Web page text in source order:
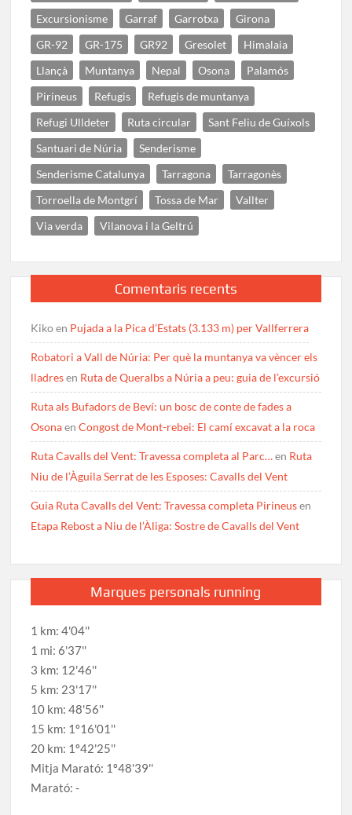
Excursionisme
Garraf Garrotxa
Girona
GR-92
GR-175 GR92 Gresolet
Himalaia
Llançà
Muntanya Nepal Osona
Palamós
Pirineus
Refugis
Refugis de muntanya
Refugi Ulldeter
Ruta circular
Sant Feliu de Guíxols
Santuari de Núria
Senderisme
Senderisme Catalunya
Tarragona
Tarragonès
Torroella de Montgrí
Tossa de Mar
Vallter
Via verda
Vilanova i la Geltrú
Comentaris recents
Kikoen Pujada a la Pica d’Estats (3.133 m) per Vallferrera
Robatori a Vall de Núria: Per què la muntanya va vèncer els
lladresen Ruta de Queralbs a Núria a peu: guia de l’excursió
Ruta als Bufadors de Beví: un bosc de conte de fades a
OsonaenCongost de Mont-rebei: El camí excavat a la roca
Ruta Cavalls del Vent: Travessa completa al Parc…en Ruta
Niu de l’Àguila Serrat de les Esposes: Cavalls del Vent
Guia Ruta Cavalls del Vent: Travessa completa Pirineusen
Etapa Rebost a Niu de l’Àliga: Sostre de Cavalls del Vent
Marques personals running
1 km: 4'04''
1 mi: 6'37''
3 km: 12'46''
5 km: 23'17''
10 km: 48'56''
15 km: 1º16'01''
20 km: 1º42'25''
Mitja Marató: 1º48'39''
Marató: -